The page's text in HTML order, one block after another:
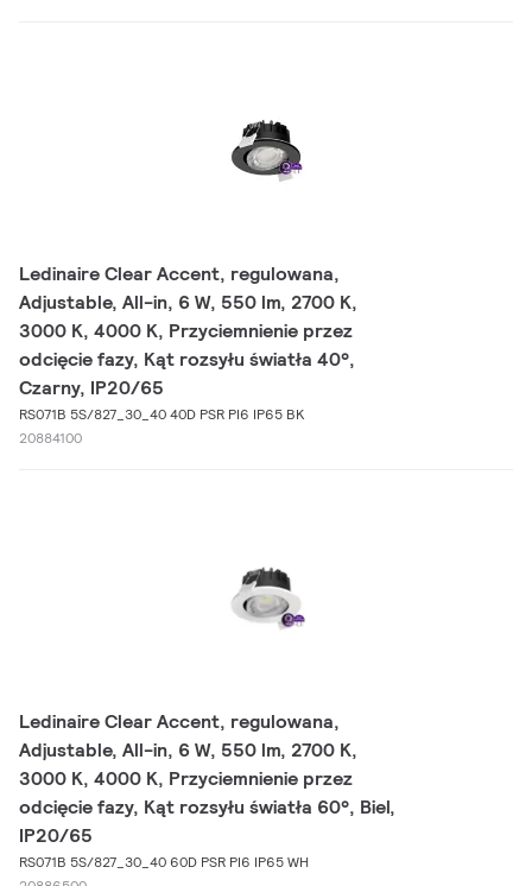
Ledinaire Clear Accent, regulowana,
Adjustable, All-in, 6 W, 550 lm, 2700 K,
3000 K, 4000 K, Przyciemnienie przez
odcięcie fazy, Kąt rozsyłu światła 40°,
Czarny, IP20/65
RS071B 5S/827_30_40 40D PSR PI6 IP65 BK
20884100
Ledinaire Clear Accent, regulowana,
Adjustable, All-in, 6 W, 550 lm, 2700 K,
3000 K, 4000 K, Przyciemnienie przez
odcięcie fazy, Kąt rozsyłu światła 60°, Biel,
IP20/65
RS071B 5S/827_30_40 60D PSR PI6 IP65 WH